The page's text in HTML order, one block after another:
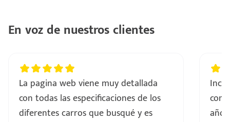
En voz de nuestros clientes
La pagina web viene muy detallada
con todas las especificaciones de los
diferentes carros que busqué y es